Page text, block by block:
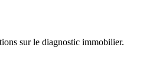
sur le diagnostic immobilier.